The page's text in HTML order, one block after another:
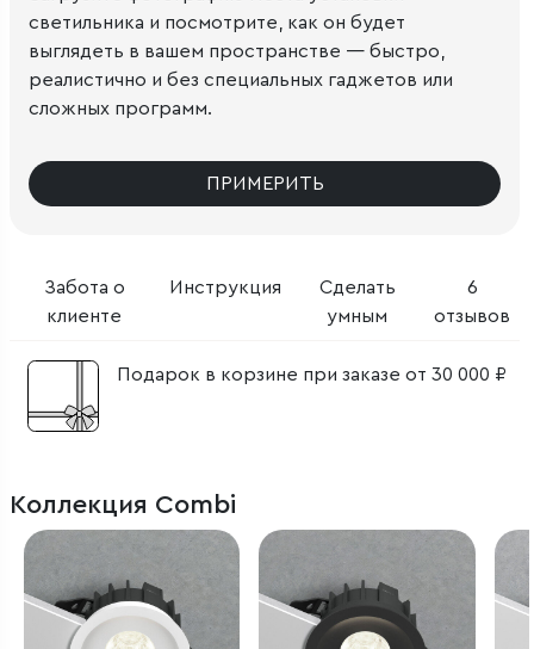
Забота о
клиенте
Инструкция
Сделать
умным
6
отзывов
Подарок в корзине при заказе от 30 000 ₽
светильника и посмотрите, как он будет
выглядеть в вашем пространстве — быстро,
реалистично и без специальных гаджетов или
сложных программ.
ПРИМЕРИТЬ
Коллекция Combi